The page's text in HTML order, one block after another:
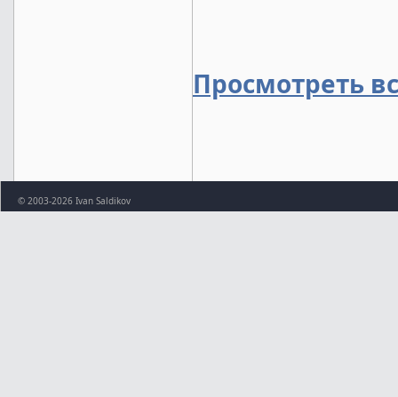
Просмотреть
© 2003-2026 Ivan Saldikov